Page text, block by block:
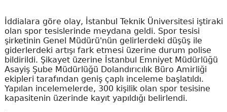
İddialara göre olay, İstanbul Teknik Üniversitesi iştiraki
olan spor tesislerinde meydana geldi. Spor tesisi
şirketinin Genel Müdürü'nün gelirlerdeki düşüş ile
giderlerdeki artışı fark etmesi üzerine durum polise
bildirildi. Şikayet üzerine İstanbul Emniyet Müdürlüğü
Asayiş Şube Müdürlüğü Dolandırıcılık Büro Amirliği
ekipleri tarafından geniş çaplı inceleme başlatıldı.
Yapılan incelemelerde, 300 kişilik olan spor tesisine
kapasitenin üzerinde kayıt yapıldığı belirlendi.